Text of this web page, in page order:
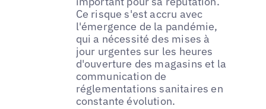
Ce risque s'est accru avec
l'émergence de la pandémie,
qui a nécessité des mises à
jour urgentes sur les heures
d'ouverture des magasins et la
communication de
réglementations sanitaires en
constante évolution.